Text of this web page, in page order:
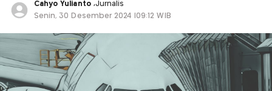
Cahyo Yulianto ,Jurnalis
Senin, 30 Desember 2024 |09:12 WIB